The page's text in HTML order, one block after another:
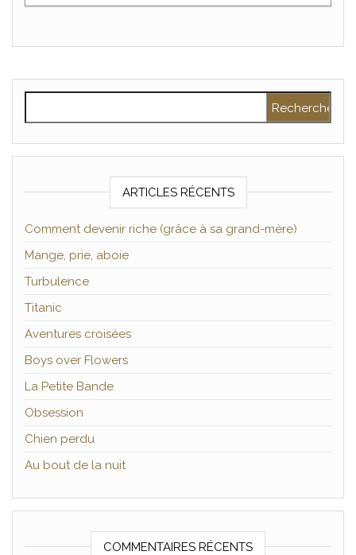
ARTICLES RÉCENTS
Comment devenir riche (grâce à sa grand-mère)
Mange, prie, aboie
Turbulence
Titanic
Aventures croisées
Boys over Flowers
La Petite Bande
Obsession
Chien perdu
Au bout de la nuit
COMMENTAIRES RÉCENTS